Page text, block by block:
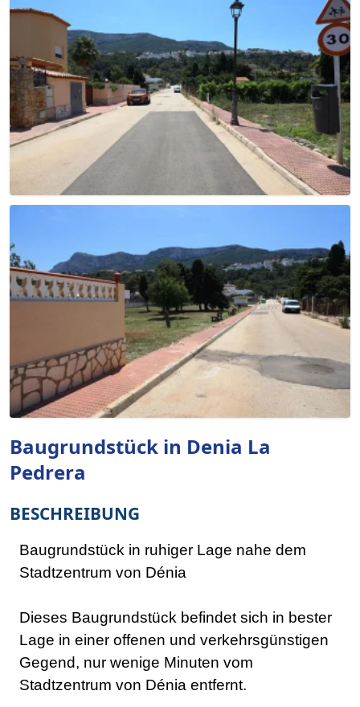
Baugrundstück in Denia La
Pedrera
BESCHREIBUNG
Baugrundstück in ruhiger Lage nahe dem
Stadtzentrum von Dénia
Dieses Baugrundstück befindet sich in bester
Lage in einer offenen und verkehrsgünstigen
Gegend, nur wenige Minuten vom
Stadtzentrum von Dénia entfernt.